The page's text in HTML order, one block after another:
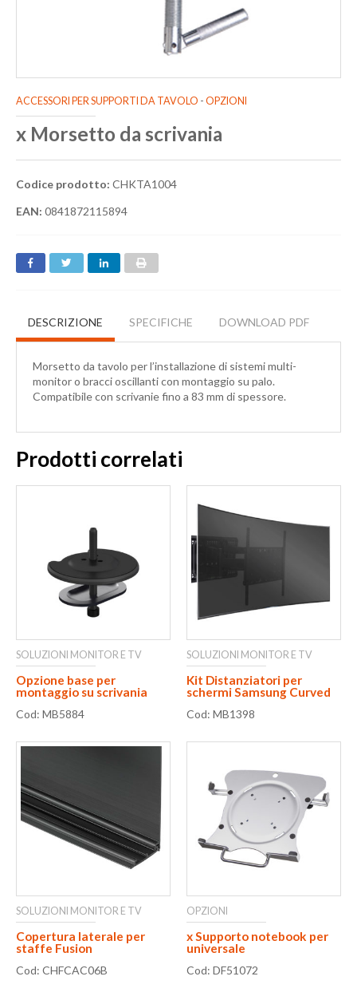
ACCESSORI PER SUPPORTI DA TAVOLO - OPZIONI
x Morsetto da scrivania
Codice prodotto: CHKTA1004
EAN: 0841872115894
DESCRIZIONE SPECIFICHE DOWNLOAD PDF
Morsetto da tavolo per l’installazione di sistemi multi-
monitor o bracci oscillanti con montaggio su palo.
Compatibile con scrivanie fino a 83 mm di spessore.
Prodotti correlati
SOLUZIONI MONITOR E TV
Opzione base per
montaggio su scrivania
Cod: MB5884
SOLUZIONI MONITOR E TV
Kit Distanziatori per
schermi Samsung Curved
Cod: MB1398
SOLUZIONI MONITOR E TV
Copertura laterale per
staffe Fusion
Cod: CHFCAC06B
OPZIONI
x Supporto notebook per
universale
Cod: DF51072